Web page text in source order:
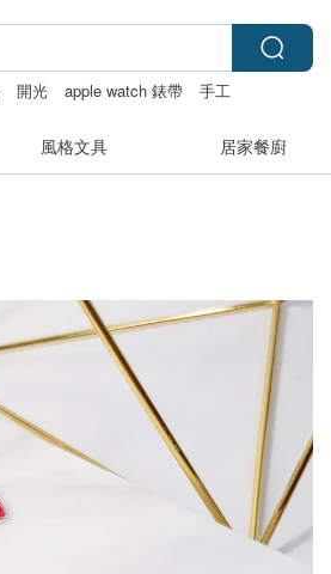
開光 apple watch 錶帶 手工
風格文具 居家餐廚